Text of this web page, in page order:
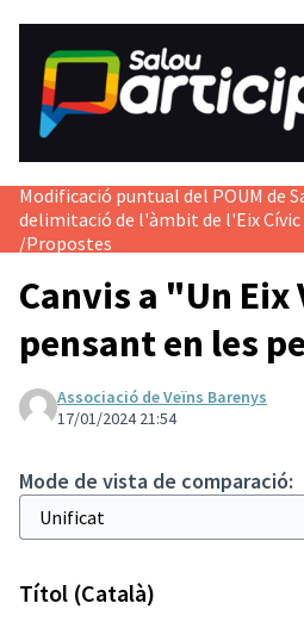
Modificació puntual del POUM de
delimitació de l'àmbit de l'Eix Cívic
/Propostes
Canvis a "Un Eix
pensant en les
Associació de Veïns Barenys
17/01/2024 21:54
Mode de vista de comparació:
Títol (Català)